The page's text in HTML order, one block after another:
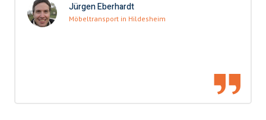
Jürgen Eberhardt
Möbeltransport in Hildesheim